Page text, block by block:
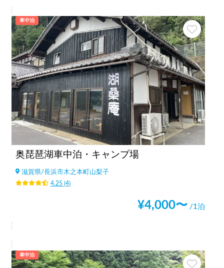
車中泊
奥琵琶湖車中泊・キャンプ場
滋賀県/長浜市木之本町山梨子
4.25(4)
¥4,000〜 /1泊
車中泊